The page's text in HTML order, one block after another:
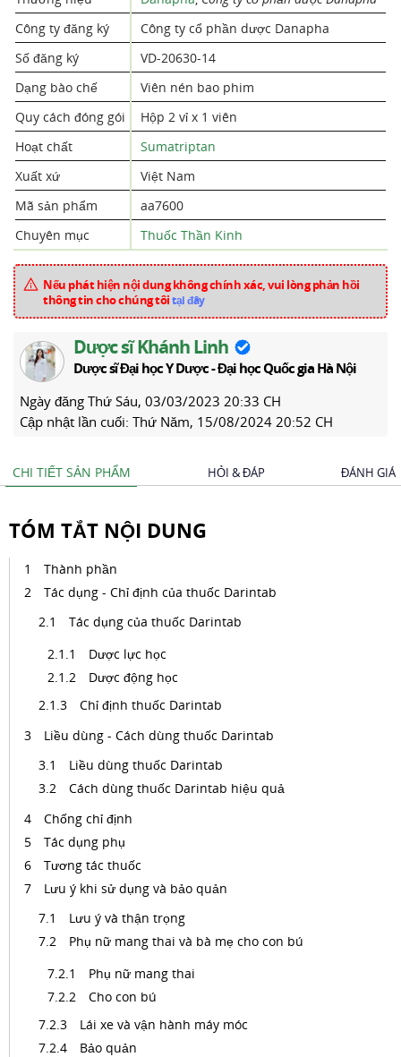
Công ty đăng ký
Công ty cổ phần dược Danapha
Số đăng ký
VD-20630-14
Dạng bào chế
Viên nén bao phim
Quy cách đóng gói
Hộp 2 vỉ x 1 viên
Hoạt chất
Sumatriptan
Xuất xứ
Việt Nam
Mã sản phẩm
aa7600
Chuyên mục
Thuốc Thần Kinh
Nếu phát hiện nội dung không chính xác, vui lòng phản hồi
thông tin cho chúng tôitại đây
Dược sĩ Khánh Linh
Dược sĩ Đại học Y Dược - Đại học Quốc gia Hà Nội
Ngày đăng Thứ Sáu, 03/03/2023 20:33 CH
Cập nhật lần cuối: Thứ Năm, 15/08/2024 20:52 CH
CHI TIẾT SẢN PHẨM HỎI & ĐÁP ĐÁNH GIÁ
TÓM TẮT NỘI DUNG
Thành phần
Tác dụng - Chỉ định của thuốc Darintab
Tác dụng của thuốc Darintab
Dược lực học
Dược động học
Chỉ định thuốc Darintab
Liều dùng - Cách dùng thuốc Darintab
Liều dùng thuốc Darintab
Cách dùng thuốc Darintab hiệu quả
Chống chỉ định
Tác dụng phụ
Tương tác thuốc
Lưu ý khi sử dụng và bảo quản
Lưu ý và thận trọng
Phụ nữ mang thai và bà mẹ cho con bú
Phụ nữ mang thai
Cho con bú
Lái xe và vận hành máy móc
Bảo quản